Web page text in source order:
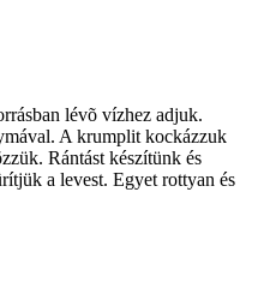
lévõ vízhez adjuk.
A krumplit kockázzuk
Rántást készítünk és
a levest. Egyet rottyan és